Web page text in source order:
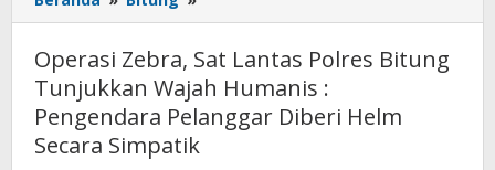
Zebra,
Lantas
Polres
Bitung
Operasi Zebra, Sat Lantas Polres Bitung
Tunjukkan Wajah Humanis :
Pengendara Pelanggar Diberi Helm
Secara Simpatik